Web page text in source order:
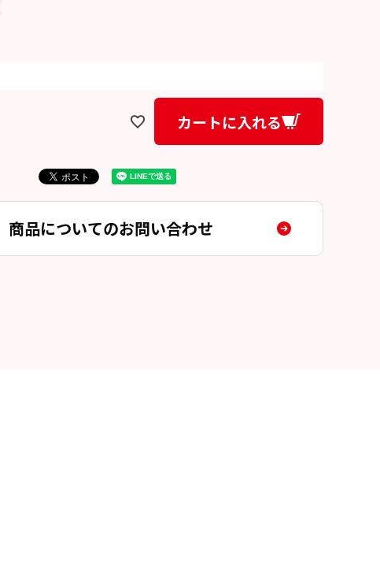
カートに入れる
商品についてのお問い合わせ